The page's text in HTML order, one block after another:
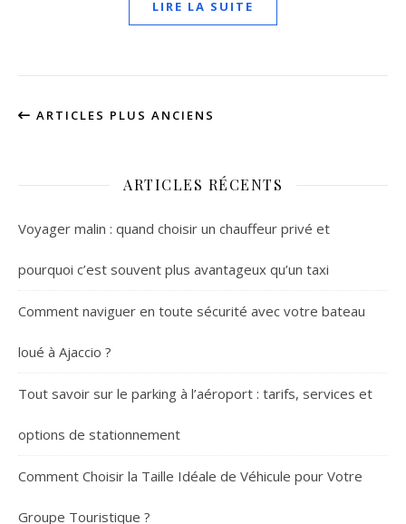
LIRE LA SUITE
ARTICLES PLUS ANCIENS
ARTICLES RÉCENTS
Voyager malin : quand choisir un chauffeur privé et
pourquoi c’est souvent plus avantageux qu’un taxi
Comment naviguer en toute sécurité avec votre bateau
loué à Ajaccio ?
Tout savoir sur le parking à l’aéroport : tarifs, services et
options de stationnement
Comment Choisir la Taille Idéale de Véhicule pour Votre
Groupe Touristique ?